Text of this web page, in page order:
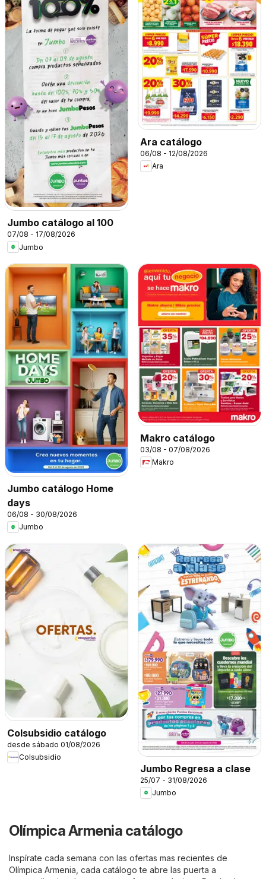
Jumbo catálogo al 100
07/08 - 17/08/2026
Jumbo
Ara catálogo
06/08 - 12/08/2026
Ara
Jumbo catálogo Home
days
06/08 - 30/08/2026
Jumbo
Makro catálogo
03/08 - 07/08/2026
Makro
Colsubsidio catálogo
desde sábado 01/08/2026
Colsubsidio
Jumbo Regresa a clase
25/07 - 31/08/2026
Jumbo
Olímpica Armenia catálogo
Inspírate cada semana con las ofertas mas recientes de
Olímpica Armenia, cada catálogo te abre las puerta a